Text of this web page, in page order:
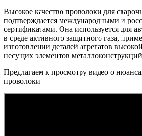
Высокое качество проволоки для
подтверждается международными и
сертификатами. Она используется для
в среде активного защитного газа,
изготовлении деталей агрегатов
несущих элементов
Предлагаем к просмотру видео о
проволоки.